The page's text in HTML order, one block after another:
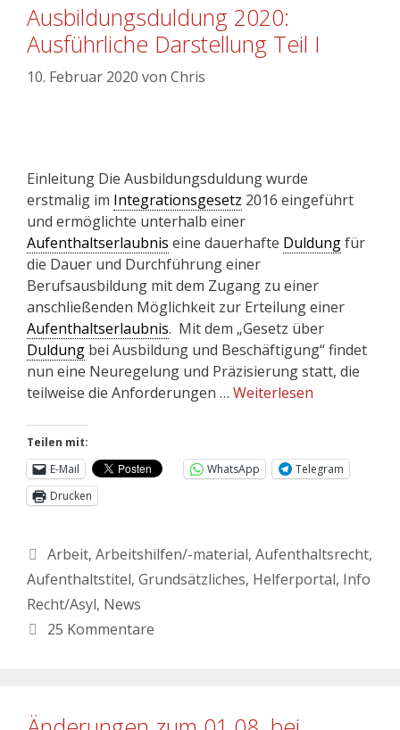
Ausbildungsduldung 2020:
Ausführliche Darstellung Teil I
10. Februar 2020 von Chris
Einleitung Die Ausbildungsduldung wurde
erstmalig im Integrationsgesetz 2016 eingeführt
und ermöglichte unterhalb einer
Aufenthaltserlaubnis eine dauerhafte Duldungfür
die Dauer und Durchführung einer
Berufsausbildung mit dem Zugang zu einer
anschließenden Möglichkeit zur Erteilung einer
Aufenthaltserlaubnis. Mit dem „Gesetz über
Duldung bei Ausbildung und Beschäftigung“ findet
nun eine Neuregelung und Präzisierung statt, die
teilweise die Anforderungen … Weiterlesen
Teilen mit:
E-Mail
WhatsApp
Telegram
Drucken
Arbeit, Arbeitshilfen/-material, Aufenthaltsrecht,
Aufenthaltstitel, Grundsätzliches, Helferportal, Info
Recht/Asyl, News
25 Kommentare